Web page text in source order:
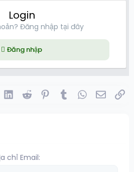
Login
Đăng nhập tại đây
Đăng nhập
LinkedInReddit Pinterest
Tumblr WhatsApp
Email
chỉ Email